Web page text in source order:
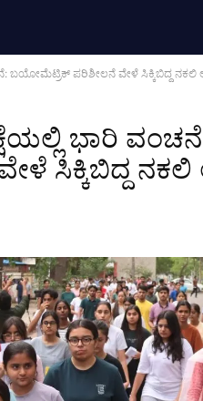
ಬಯೋಮೆಟ್ರಿಕ್ ಪರಿಶೀಲನೆ ವೇಳೆ ಸಿಕ್ಕಿಬಿದ್ದ ನಕಲಿ
ಭಾರಿ
ಸಿಕ್ಕಿಬಿದ್ದ ನಕಲಿ